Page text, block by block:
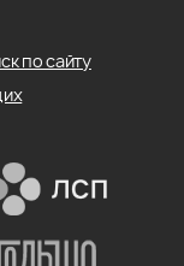
по сайту